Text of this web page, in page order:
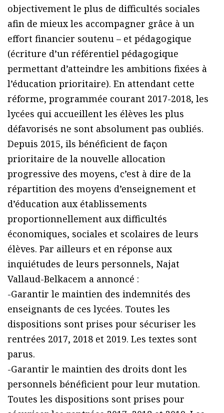
objectivement le plus de difficultés sociales
afin de mieux les accompagner grâce à un
effort financier soutenu – et pédagogique
(écriture d’un référentiel pédagogique
permettant d’atteindre les ambitions fixées à
l’éducation prioritaire). En attendant cette
réforme, programmée courant 2017-2018, les
lycées qui accueillent les élèves les plus
défavorisés ne sont absolument pas oubliés.
Depuis 2015, ils bénéficient de façon
prioritaire de la nouvelle allocation
progressive des moyens, c’est à dire de la
répartition des moyens d’enseignement et
d’éducation aux établissements
proportionnellement aux difficultés
économiques, sociales et scolaires de leurs
élèves. Par ailleurs et en réponse aux
inquiétudes de leurs personnels, Najat
Vallaud-Belkacem a annoncé :
-Garantir le maintien des indemnités des
enseignants de ces lycées. Toutes les
dispositions sont prises pour sécuriser les
rentrées 2017, 2018 et 2019. Les textes sont
parus.
-Garantir le maintien des droits dont les
personnels bénéficient pour leur mutation.
Toutes les dispositions sont prises pour